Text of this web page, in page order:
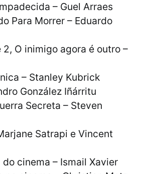
– Guel Arraes
Para Morrer – Eduardo
2, O inimigo agora é outro –
– Stanley Kubrick
González Iñárritu
Secreta – Steven
Satrapi e Vincent
cinema – Ismail Xavier